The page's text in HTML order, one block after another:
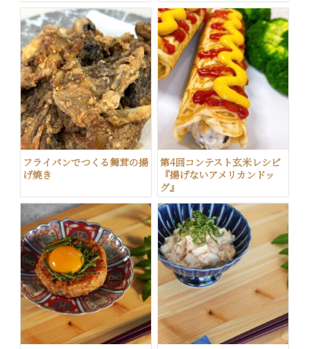
フライパンでつくる舞茸の揚
げ焼き
第4回コンテスト玄米レシピ
『揚げないアメリカンドッ
グ』